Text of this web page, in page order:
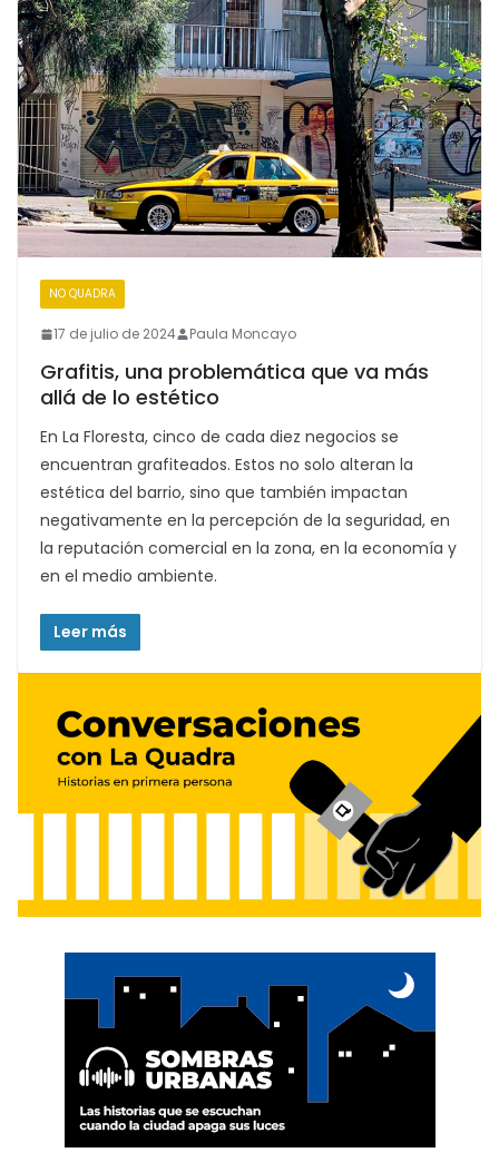
NO QUADRA
17 de julio de 2024 Paula Moncayo
Grafitis, una problemática que va más
allá de lo estético
En La Floresta, cinco de cada diez negocios se
encuentran grafiteados. Estos no solo alteran la
estética del barrio, sino que también impactan
negativamente en la percepción de la seguridad, en
la reputación comercial en la zona, en la economía y
en el medio ambiente.
Leer más